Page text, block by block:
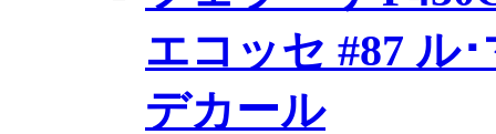
エコッセ #87 ル
デカール